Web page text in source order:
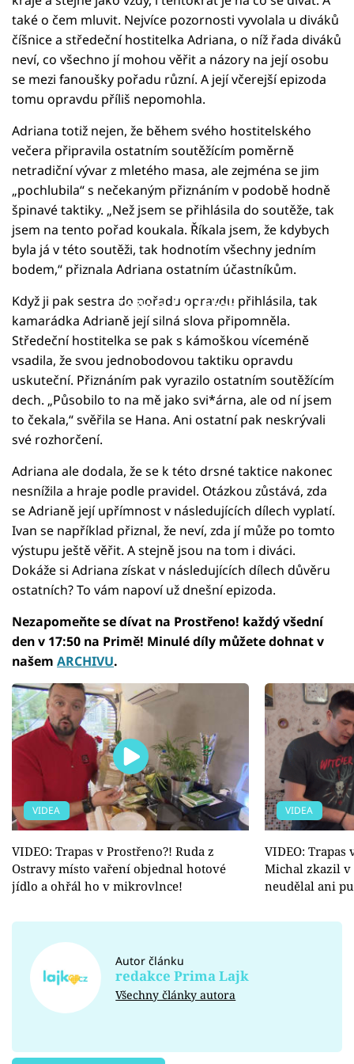
také o čem mluvit. Nejvíce pozornosti vyvolala u diváků
číšnice a středeční hostitelka Adriana, o níž řada diváků
neví, co všechno jí mohou věřit a názory na její osobu
se mezi fanoušky pořadu různí. A její včerejší epizoda
tomu opravdu příliš nepomohla.
Adriana totiž nejen, že během svého hostitelského
večera připravila ostatním soutěžícím poměrně
netradiční vývar z mletého masa, ale zejména se jim
„pochlubila“ s nečekaným přiznáním v podobě hodně
špinavé taktiky. „Než jsem se přihlásila do soutěže, tak
jsem na tento pořad koukala. Říkala jsem, že kdybych
byla já v této soutěži, tak hodnotím všechny jedním
bodem,“ přiznala Adriana ostatním účastníkům.
Failed to fetch
Když ji pak sestra do pořadu opravdu přihlásila, tak
kamarádka Adrianě její silná slova připomněla.
Středeční hostitelka se pak s kámoškou víceméně
vsadila, že svou jednobodovou taktiku opravdu
uskuteční. Přiznáním pak vyrazilo ostatním soutěžícím
dech. „Působilo to na mě jako svi*árna, ale od ní jsem
to čekala,“ svěřila se Hana. Ani ostatní pak neskrývali
své rozhorčení.
Adriana ale dodala, že se k této drsné taktice nakonec
nesnížila a hraje podle pravidel. Otázkou zůstává, zda
se Adrianě její upřímnost v následujících dílech vyplatí.
Ivan se například přiznal, že neví, zda jí může po tomto
výstupu ještě věřit. A stejně jsou na tom i diváci.
Dokáže si Adriana získat v následujících dílech důvěru
ostatních? To vám napoví už dnešní epizoda.
Nezapomeňte se dívat na Prostřeno! každý všední
den v 17:50 na Primě! Minulé díly můžete dohnat v
našem ARCHIVU.
VIDEA
VIDEO: Trapas v Prostřeno?! Ruda z
Ostravy místo vaření objednal hotové
jídlo a ohřál ho v mikrovlnce!
VIDEA
VIDEO: Trapas
Michal zkazil
neudělal ani
Autor článku
redakce Prima Lajk
Všechny články autora